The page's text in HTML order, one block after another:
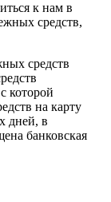
к нам в
средств,
средств
которой
на карту
дней, в
банковская